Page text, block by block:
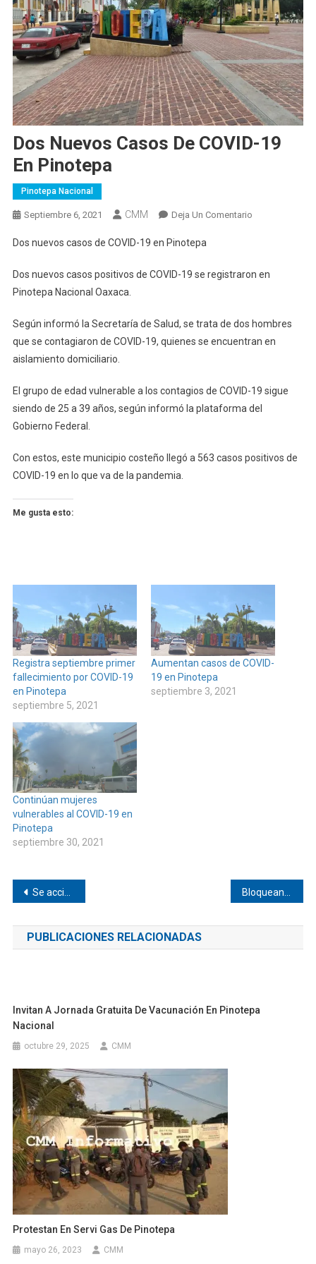
Dos Nuevos Casos De COVID-19
En Pinotepa
Pinotepa Nacional
Septiembre 6, 2021 CMM Deja Un ComentarioEn
De
En
Pinotepa
Dos nuevos casos de COVID-19 en Pinotepa
Dos nuevos casos positivos de COVID-19 se registraron en
Pinotepa Nacional Oaxaca.
Según informó la Secretaría de Salud, se trata de dos hombres
que se contagiaron de COVID-19, quienes se encuentran en
aislamiento domiciliario.
El grupo de edad vulnerable a los contagios de COVID-19 sigue
siendo de 25 a 39 años, según informó la plataforma del
Gobierno Federal.
Con estos, este municipio costeño llegó a 563 casos positivos de
COVID-19 en lo que va de la pandemia.
Me gusta esto:
Registra septiembre primer
fallecimiento por COVID-19
en Pinotepa
septiembre 5, 2021
Aumentan casos de COVID-
19 en Pinotepa
septiembre 3, 2021
Continúan mujeres
vulnerables al COVID-19 en
Pinotepa
septiembre 30, 2021
Navegación
de
entradas
Se accidenta camioneta de valores cerca de Pinotepa Bloquean carretera federal 200 Pinotepa
PUBLICACIONES RELACIONADAS
Invitan A Jornada Gratuita De Vacunación En Pinotepa
Nacional
octubre 29, 2025 CMM
Protestan En Servi Gas De Pinotepa
mayo 26, 2023 CMM